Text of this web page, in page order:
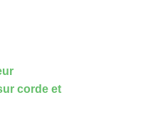
corde et